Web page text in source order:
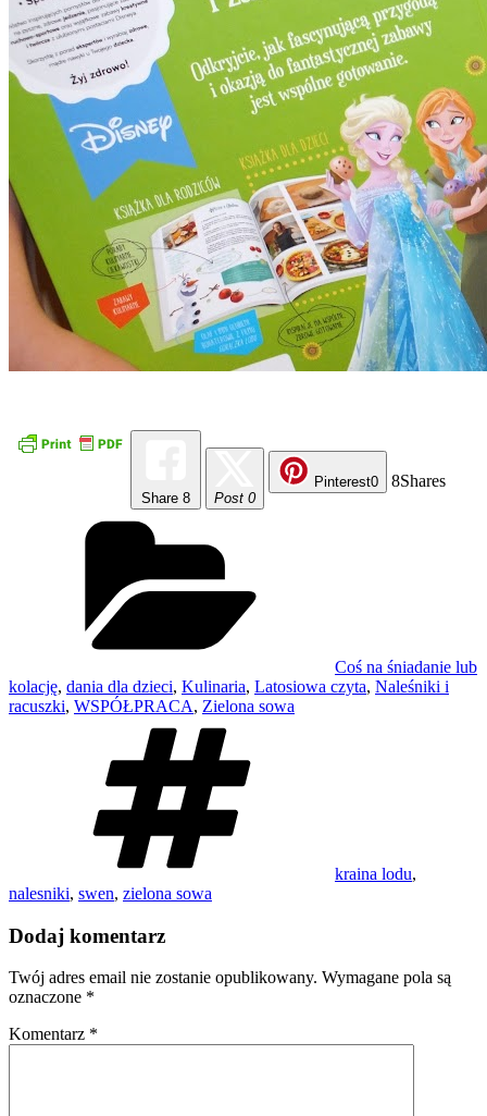
Share 8 Post 0
Pinterest0 8Shares
Coś na śniadanie lub
kolację, dania dla dzieci, Kulinaria, Latosiowa czyta, Naleśniki i
racuszki, WSPÓŁPRACA, Zielona sowa
kraina lodu,
nalesniki, swen, zielona sowa
Dodaj komentarz
Twój adres email nie zostanie opublikowany. Wymagane pola są
oznaczone *
Komentarz *